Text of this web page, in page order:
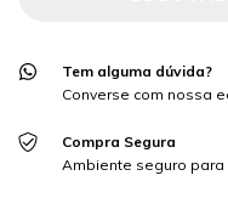
Tem alguma dúvida?
Converse com nossa
Compra Segura
Ambiente seguro